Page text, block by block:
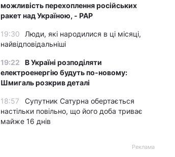
можливість перехоплення російських
ракет над Україною, - PAP
19:30
Люди, які народилися в ці місяці,
найвідповідальніші
19:22
В Україні розподіляти
електроенергію будуть по-новому:
Шмигаль розкрив деталі
18:57
Супутник Сатурна обертається
настільки повільно, що його доба триває
майже 16 днів
Реклама